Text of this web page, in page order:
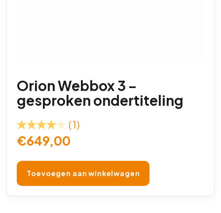
Orion Webbox 3 –
gesproken ondertiteling
(1)
€649,00
Toevoegen aan winkelwagen